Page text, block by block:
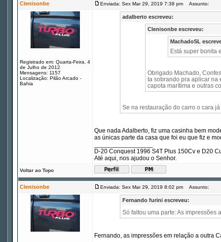
Clenisonbe Enviada: Sex Mar 29, 2019 7:38 pm Assunto:
Registrado em: Quarta-Feira, 4
de Julho de 2012
Mensagens: 1157
Localização: Pilão Arcado -
Bahia
adalberto escreveu:
Clenisonbe escreveu:
MachadoSL
Está super bonita
Obrigado Machado,
ta sobrando pra aplicar na
capota marítima e outras
Se na restauração do carro o cara
Que nada Adalberto, fiz uma casinha bem
as únicas parte da casa que foi eu que fiz e
D-20 Conquest 1996 S4T Plus 150Cv e D20
Até aqui, nos ajudou o Senhor.
Voltar ao Topo
Clenisonbe Enviada: Sex Mar 29, 2019 8:02 pm Assunto:
Fernando furini escreveu:
Só faltou uma parte: As impressões
Fernando, as impressões em relação a outra